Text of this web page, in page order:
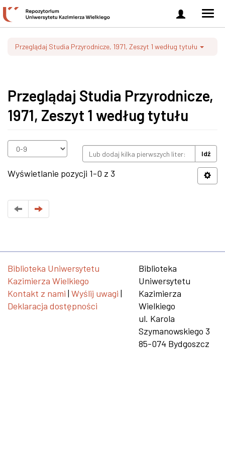
Zaloguj
się
Przeglądaj Studia Przyrodnicze, 1971, Zeszyt 1 według tytułu
Przeglądaj Studia Przyrodnicze,
1971, Zeszyt 1 według tytułu
Idź
Wyświetlanie pozycji 1-0 z 3
Biblioteka Uniwersytetu
Kazimierza Wielkiego
Kontakt z nami | Wyślij uwagi |
Deklaracja dostępności
Biblioteka
Uniwersytetu
Kazimierza
Wielkiego
ul. Karola
Szymanowskiego 3
85-074 Bydgoszcz